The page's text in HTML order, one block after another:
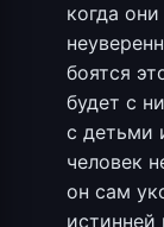
когда
боятся
будет с
с детьми
человек
он сам
истинней